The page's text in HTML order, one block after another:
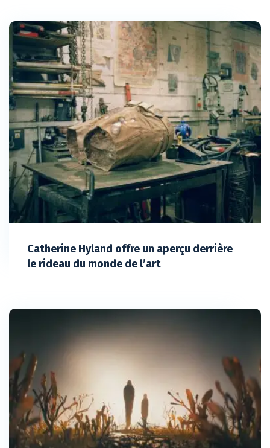
Catherine Hyland offre un aperçu derrière
le rideau du monde de l’art